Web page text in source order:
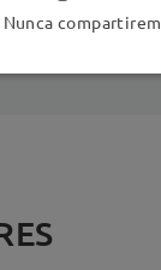
Nunca